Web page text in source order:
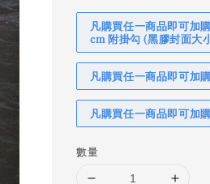
凡購買任一商品即可加
cm 附掛勾 (黑膠封面大小
凡購買任一商品即可加
凡購買任一商品即可加
數量